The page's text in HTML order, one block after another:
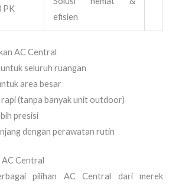
PK
efisien
AC Central
seluruh ruangan
area besar
(tanpa banyak unit outdoor)
presisi
dengan perawatan rutin
Central
pilihan AC Central dari merek